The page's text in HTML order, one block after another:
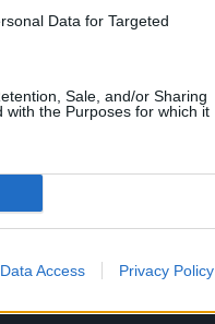
Data for Targeted
Sale, and/or Sharing
the Purposes for which it
Data Access Privacy Policy